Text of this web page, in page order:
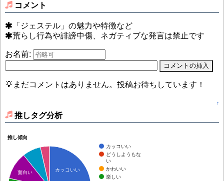
コメント
「ジェステル」の魅力や特徴など
荒らし行為や誹謗中傷、ネガティブな発言は禁止です
お名前:
💡まだコメントはありません。投稿お待ちしています！
↑
推しタグ分析
推し傾向
カッコいい
どうしようもな
い
かわいい
楽しい
カッコいい
面白い